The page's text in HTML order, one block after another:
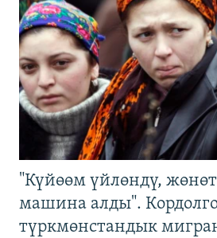
"Күйөөм үйлөндү,
машина алды".
түркмөнстандык